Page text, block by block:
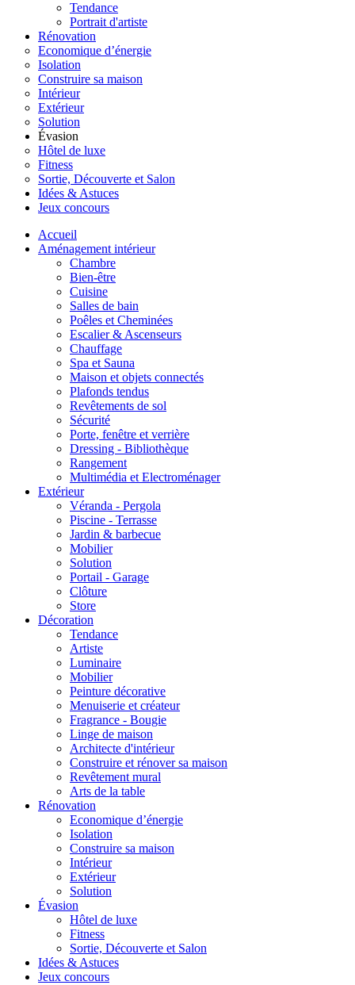
Tendance
Portrait d'artiste
Rénovation
Economique d’énergie
Isolation
Construire sa maison
Intérieur
Extérieur
Solution
Évasion
Hôtel de luxe
Fitness
Sortie, Découverte et Salon
Idées & Astuces
Jeux concours
Accueil
Aménagement intérieur
Chambre
Bien-être
Cuisine
Salles de bain
Poêles et Cheminées
Escalier & Ascenseurs
Chauffage
Spa et Sauna
Maison et objets connectés
Plafonds tendus
Revêtements de sol
Sécurité
Porte, fenêtre et verrière
Dressing - Bibliothèque
Rangement
Multimédia et Electroménager
Extérieur
Véranda - Pergola
Piscine - Terrasse
Jardin & barbecue
Mobilier
Solution
Portail - Garage
Clôture
Store
Décoration
Tendance
Artiste
Luminaire
Mobilier
Peinture décorative
Menuiserie et créateur
Fragrance - Bougie
Linge de maison
Architecte d'intérieur
Construire et rénover sa maison
Revêtement mural
Arts de la table
Rénovation
Economique d’énergie
Isolation
Construire sa maison
Intérieur
Extérieur
Solution
Évasion
Hôtel de luxe
Fitness
Sortie, Découverte et Salon
Idées & Astuces
Jeux concours